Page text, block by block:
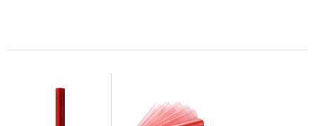
SVATEBNÍ DEKORACE NA DORT
ROZLUČKA SE SVOBODOU
Šerpy na rozlučku se svobodou
Balónky na rozlučku se svobodou